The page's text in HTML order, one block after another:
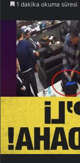
1 dakika okuma süresi